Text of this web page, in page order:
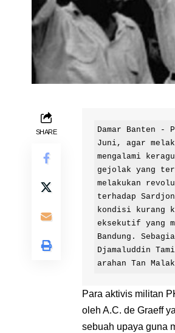
SHARE
Damar Banten -
Juni, agar
mengalami
gejolak yang
melakukan
terhadap
kondisi kurang
eksekutif yang
Bandung.
Djamaluddin
arahan Tan
Para aktivis militan
oleh A.C. de Graeff
sebuah upaya guna